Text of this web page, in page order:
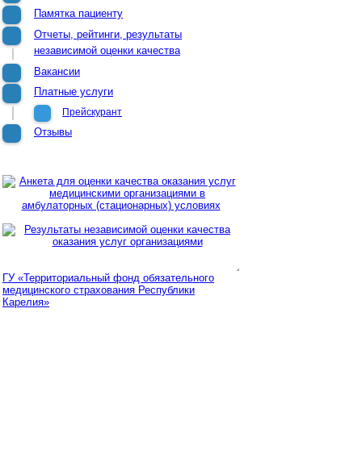
Памятка пациенту
Отчеты, рейтинги, результаты
независимой оценки качества
Вакансии
Платные услуги
Прейскурант
Отзывы
ГУ «Территориальный фонд обязательного
медицинского страхования Республики
Карелия»